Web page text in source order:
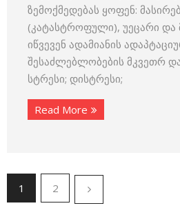
ზემოქმედებას ყოფენ:
(კატასტროფული), უეცარი და
იწვევენ ადამიანის
შესაძლებლობების მკვეთრ
სტრესი; დისტრესი;
Read More
1 2